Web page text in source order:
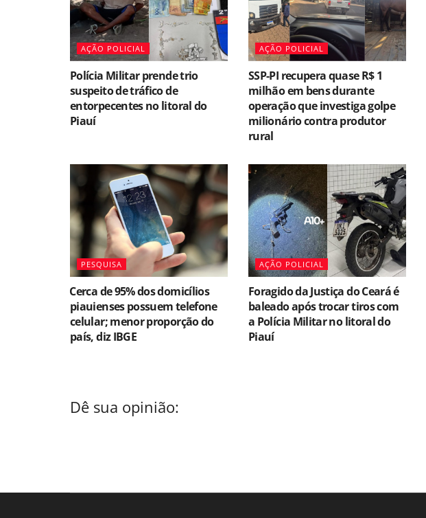
AÇÃO POLICIAL
Polícia Militar prende trio
suspeito de tráfico de
entorpecentes no litoral do
Piauí
AÇÃO POLICIAL
SSP-PI recupera quase R$ 1
milhão em bens durante
operação que investiga golpe
milionário contra produtor
rural
PESQUISA
⁠Cerca de 95% dos domicílios
piauienses possuem telefone
celular; menor proporção do
país, diz IBGE
AÇÃO POLICIAL
Foragido da Justiça do Ceará é
baleado após trocar tiros com
a Polícia Militar no litoral do
Piauí
Dê sua opinião: